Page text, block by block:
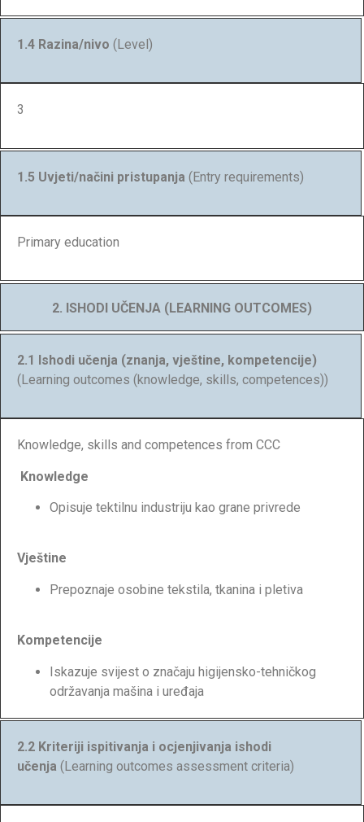
1.4 Razina/nivo (Level)
3
1.5 Uvjeti/načini pristupanja (Entry requirements)
Primary education
2. ISHODI UČENJA (LEARNING OUTCOMES)
2.1 Ishodi učenja (znanja, vještine, kompetencije)
(Learning outcomes (knowledge, skills, competences))
Knowledge, skills and competences from CCC
Knowledge
Opisuje tektilnu industriju kao grane privrede
Vještine
Prepoznaje osobine tekstila, tkanina i pletiva
Kompetencije
Iskazuje svijest o značaju higijensko-tehničkog
održavanja mašina i uređaja
2.2 Kriteriji ispitivanja i ocjenjivanja ishodi
učenja (Learning outcomes assessment criteria)